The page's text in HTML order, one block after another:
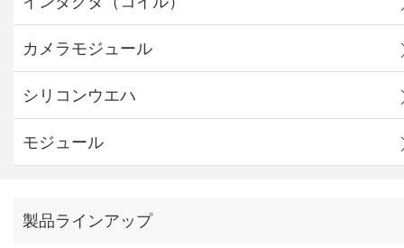
カメラモジュール
シリコンウエハ
モジュール
製品ラインアップ